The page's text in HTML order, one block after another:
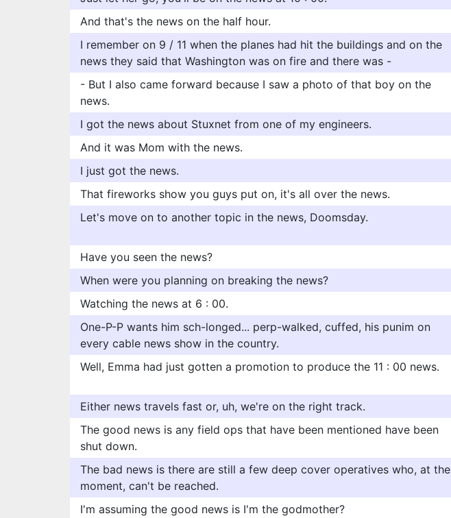
And that's the news on the half hour.
I remember on 9 / 11 when the planes had hit the buildings and on the
news they said that Washington was on fire and there was -
- But I also came forward because I saw a photo of that boy on the
news.
I got the news about Stuxnet from one of my engineers.
And it was Mom with the news.
I just got the news.
That fireworks show you guys put on, it's all over the news.
Let's move on to another topic in the news, Doomsday.
Have you seen the news?
When were you planning on breaking the news?
Watching the news at 6 : 00.
One-P-P wants him sch-longed... perp-walked, cuffed, his punim on
every cable news show in the country.
Well, Emma had just gotten a promotion to produce the 11 : 00 news.
Either news travels fast or, uh, we're on the right track.
The good news is any field ops that have been mentioned have been
shut down.
The bad news is there are still a few deep cover operatives who, at the
moment, can't be reached.
I'm assuming the good news is I'm the godmother?